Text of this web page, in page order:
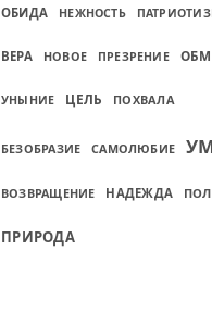
ОБИДА НЕЖНОСТЬ
ВЕРА НОВОЕ ПРЕЗРЕНИЕ
УНЫНИЕ ЦЕЛЬ ПОХВАЛА
БЕЗОБРАЗИЕ САМОЛЮБИЕ
ВОЗВРАЩЕНИЕ НАДЕЖДА
ПРИРОДА